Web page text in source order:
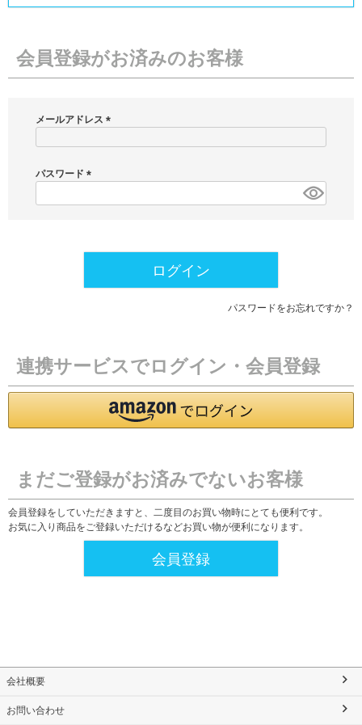
会員登録がお済みのお客様
メールアドレス
)
パスワード
必
ログイン
パスワードをお忘れですか？
連携サービスでログイン・会員登録
まだご登録がお済みでないお客様
会員登録をしていただきますと、二度目のお買い物時にとても便利です。
お気に入り商品をご登録いただけるなどお買い物が便利になります。
会員登録
会社概要
お問い合わせ